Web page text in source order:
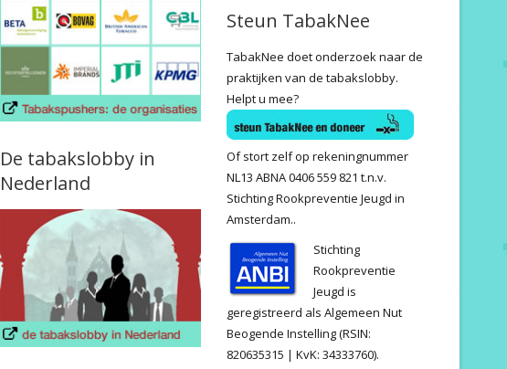
De tabakslobby in
Nederland
Steun TabakNee
TabakNee doet onderzoek naar de
praktijken van de tabakslobby.
Helpt u mee?
Of stort zelf op rekeningnummer
NL13 ABNA 0406 559 821 t.n.v.
Stichting Rookpreventie Jeugd in
Amsterdam..
Stichting
Rookpreventie
Jeugd is
geregistreerd als Algemeen Nut
Beogende Instelling (RSIN:
820635315 | KvK: 34333760).